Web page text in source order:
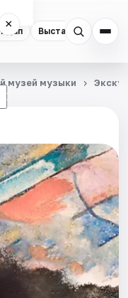
Выставки
×
☾
музей музыки